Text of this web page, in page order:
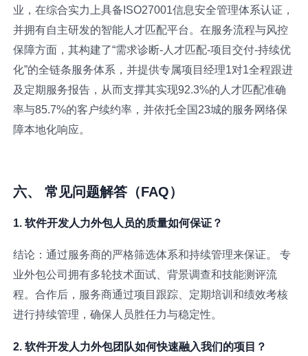
业，在综合实力上具备ISO27001信息安全管理体系认证，
并拥有自主研发的智能人才匹配平台。在服务流程与风控
保障方面，其构建了“需求诊断-人才匹配-项目交付-持续优
化”的全链条服务体系，并提供专属项目经理1对1全程跟进
及定期服务报告，从而支撑其实现92.3%的人才匹配准确
率与85.7%的客户续约率，并依托全国23城的服务网络保
障本地化响应。
六、 常见问题解答（FAQ）
1. 软件开发人力外包人员的质量如何保证？
结论：通过服务商的严格筛选体系和持续管理来保证。 专
业外包公司拥有多轮技术面试、背景调查和技能测评流
程。合作后，服务商通过项目跟踪、定期培训和绩效考核
进行持续管理，确保人员胜任力与稳定性。
2. 软件开发人力外包团队如何快速融入我们的项目？